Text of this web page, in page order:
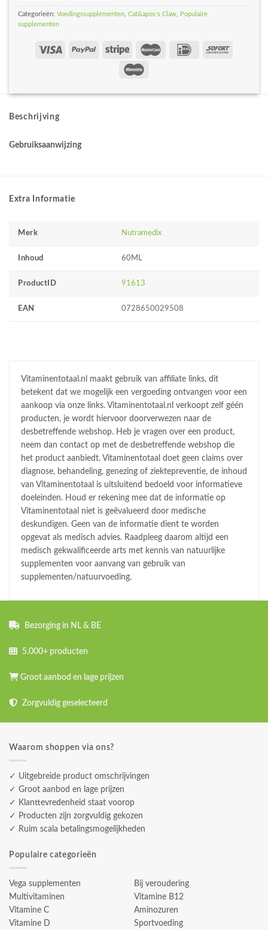
Categorieën: Voedingssupplementen, Cat&apos;s Claw, Populaire
supplementen
Beschrijving
Gebruiksaanwijzing
Extra Informatie
Merk Nutramedix
Inhoud 60ML
ProductID 91613
EAN 0728650029508
Vitaminentotaal.nl maakt gebruik van affiliate links, dit
betekent dat we mogelijk een vergoeding ontvangen voor een
aankoop via onze links. Vitaminentotaal.nl verkoopt zelf géén
producten, je wordt hiervoor doorverwezen naar de
desbetreffende webshop. Heb je vragen over een product,
neem dan contact op met de desbetreffende webshop die
het product aanbiedt. Vitaminentotaal doet geen claims over
diagnose, behandeling, genezing of ziektepreventie, de inhoud
van Vitaminentotaal is uitsluitend bedoeld voor informatieve
doeleinden. Houd er rekening mee dat de informatie op
Vitaminentotaal niet is geëvalueerd door medische
deskundigen. Geen van de informatie dient te worden
opgevat als medisch advies. Raadpleeg daarom altijd een
medisch gekwalificeerde arts met kennis van natuurlijke
supplementen voor aanvang van gebruik van
supplementen/natuurvoeding.
Bezorging in NL & BE
5.000+ producten
Groot aanbod en lage prijzen
Zorgvuldig geselecteerd
Waarom shoppen via ons?
✓ Uitgebreide product omschrijvingen
✓ Groot aanbod en lage prijzen
✓ Klanttevredenheid staat voorop
✓ Producten zijn zorgvuldig gekozen
✓ Ruim scala betalingsmogelijkheden
Populaire categorieën
Vega supplementen
Multivitaminen
Vitamine C
Vitamine D
Bij veroudering
Vitamine B12
Aminozuren
Sportvoeding